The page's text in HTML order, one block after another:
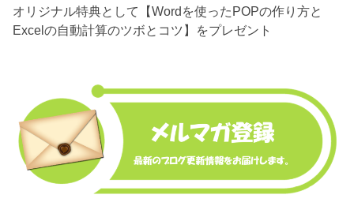
オリジナル特典として【Wordを使ったPOPの作り方と
Excelの自動計算のツボとコツ】をプレゼント